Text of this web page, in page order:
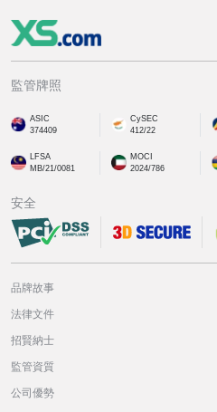
監管牌照
ASIC
374409
CySEC
412/22
LFSA
MB/21/0081
MOCI
2024/786
安全
品牌故事
法律文件
招賢納士
監管資質
公司優勢